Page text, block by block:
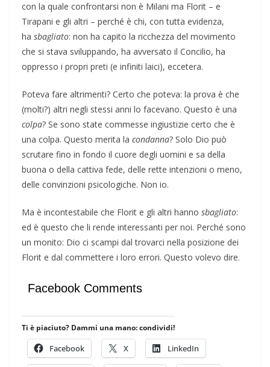
con la quale confrontarsi non è Milani ma Florit – e
Tirapani e gli altri – perché è chi, con tutta evidenza,
ha sbagliato: non ha capito la ricchezza del movimento
che si stava sviluppando, ha avversato il Concilio, ha
oppresso i propri preti (e infiniti laici), eccetera.
Poteva fare altrimenti? Certo che poteva: la prova è che
(molti?) altri negli stessi anni lo facevano. Questo è una
colpa? Se sono state commesse ingiustizie certo che è
una colpa. Questo merita la condanna? Solo Dio può
scrutare fino in fondo il cuore degli uomini e sa della
buona o della cattiva fede, delle rette intenzioni o meno,
delle convinzioni psicologiche. Non io.
Ma è incontestabile che Florit e gli altri hanno sbagliato:
ed è questo che li rende interessanti per noi. Perché sono
un monito: Dio ci scampi dal trovarci nella posizione dei
Florit e dal commettere i loro errori. Questo volevo dire.
Facebook Comments
Ti è piaciuto? Dammi una mano: condividi!
Facebook X LinkedIn